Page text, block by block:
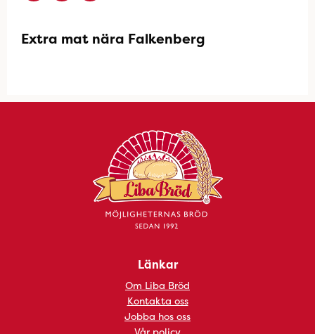
Extra mat nära Falkenberg
Länkar
Om Liba Bröd
Kontakta oss
Jobba hos oss